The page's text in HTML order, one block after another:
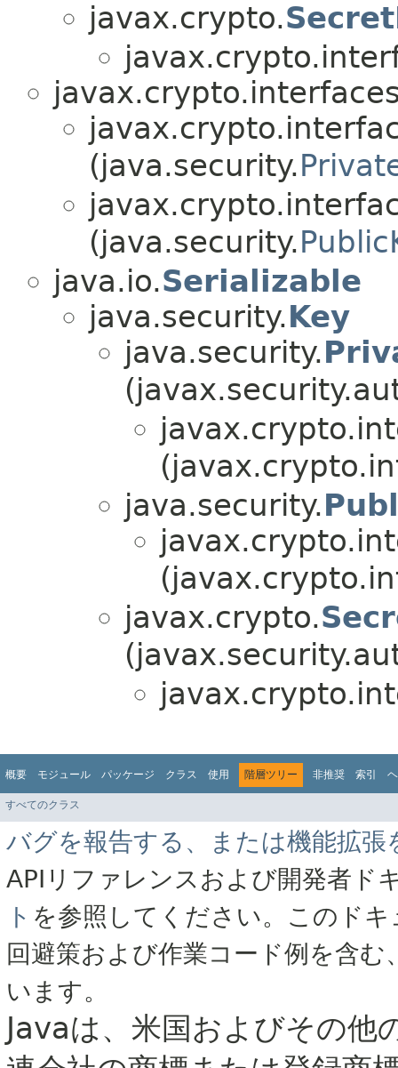
javax.crypto.
(java.security.
(java.security.
java.io.Serializable
java.security.Key
java.security.
java.security.
javax.crypto.
概要 モジュール パッケージ クラス 使用 階層ツリー 非推奨 索引
すべてのクラス
バグを報告する、または機能拡張
APIリファレンスおよび開発者ド
ト を参照してください。このド
回避策および作業コード例を含
います。
Javaは、米国およびその